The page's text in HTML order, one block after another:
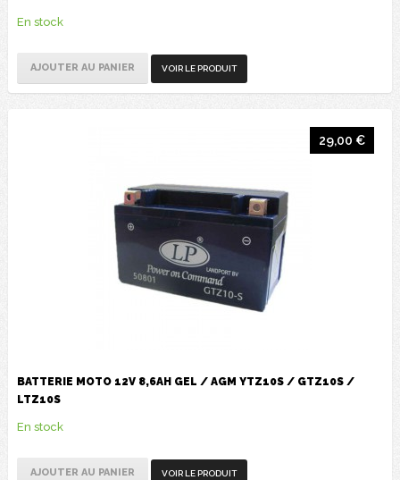
En stock
AJOUTER AU PANIER VOIR LE PRODUIT
BATTERIE MOTO 12V 8,6AH GEL / AGM YTZ10S / GTZ10S /
LTZ10S
En stock
29,00 €
AJOUTER AU PANIER VOIR LE PRODUIT